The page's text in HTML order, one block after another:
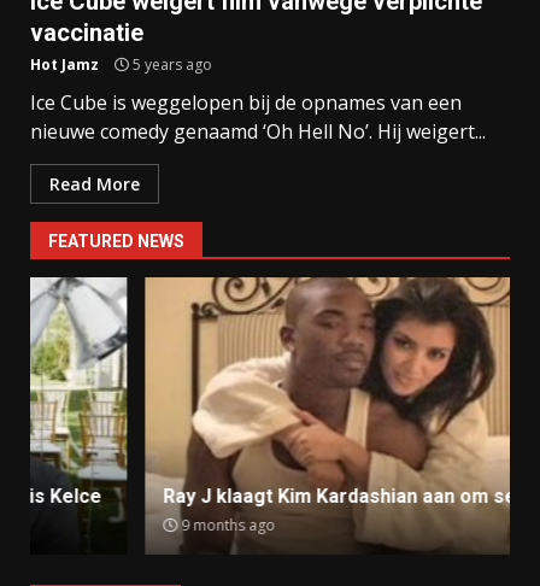
vaccinatie
Hot Jamz 5 years ago
Ice Cube is weggelopen bij de opnames van een
nieuwe comedy genaamd ‘Oh Hell No’. Hij weigert...
Read More
FEATURED NEWS
Ray J klaagt Kim Kardashian aan om sekstape
9 months ago